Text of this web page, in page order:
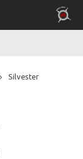
Silvester